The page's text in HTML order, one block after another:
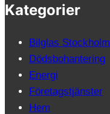
Kategorier
Bilglas Stockholm
Dödsbohantering
Energi
Företagstjänster
Hem